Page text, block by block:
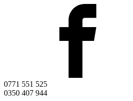
0771 551 525
0350 407 944